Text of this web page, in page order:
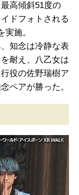
高傾斜51度の
ドフォトされる
施。
知念は冷静な表
耐え、八乙女は
役の佐野瑞樹ア
ペアが勝った。